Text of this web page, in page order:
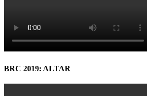
BRC 2019: ALTAR